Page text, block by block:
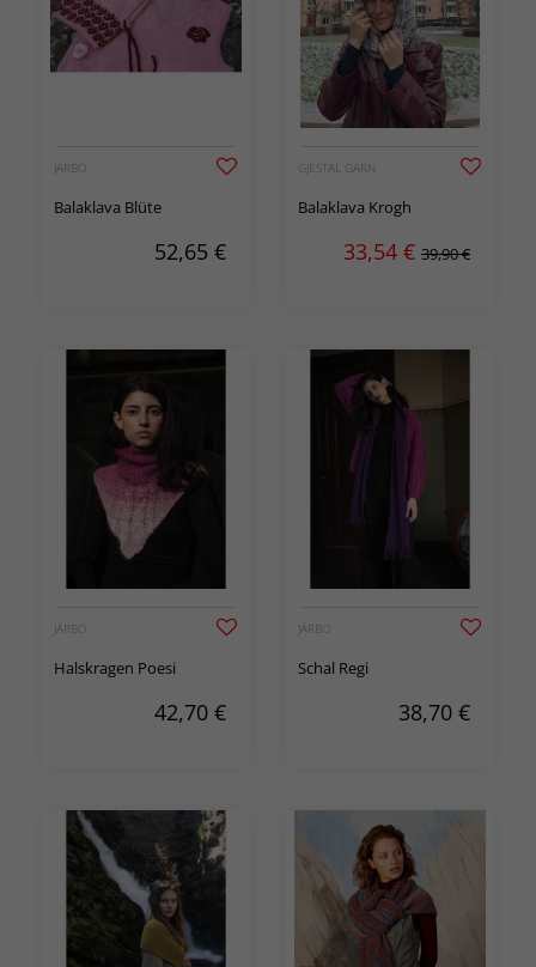
JÄRBO
Balaklava Blüte
52,65 €
GJESTAL GARN
Balaklava Krogh
33,54 € 39,90 €
JÄRBO
Halskragen Poesi
42,70 €
JÄRBO
Schal Regi
38,70 €